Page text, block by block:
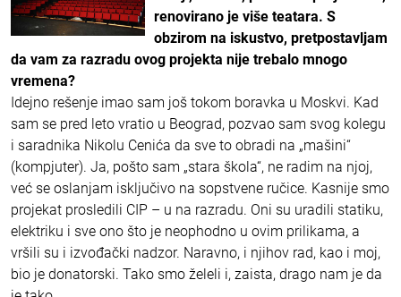
renovirano je više teatara. S
obzirom na iskustvo, pretpostavljam
da vam za razradu ovog projekta nije trebalo mnogo
vremena?
Idejno rešenje imao sam još tokom boravka u Moskvi. Kad
sam se pred leto vratio u Beograd, pozvao sam svog kolegu
i saradnika Nikolu Cenića da sve to obradi na „mašini“
(kompjuter). Ja, pošto sam „stara škola“, ne radim na njoj,
već se oslanjam isključivo na sopstvene ručice. Kasnije smo
projekat prosledili CIP – u na razradu. Oni su uradili statiku,
elektriku i sve ono što je neophodno u ovim prilikama, a
vršili su i izvođački nadzor. Naravno, i njihov rad, kao i moj,
bio je donatorski. Tako smo želeli i, zaista, drago nam je da